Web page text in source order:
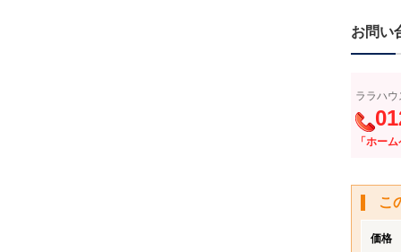
お問い
ララハ
「ホー
こ
価格